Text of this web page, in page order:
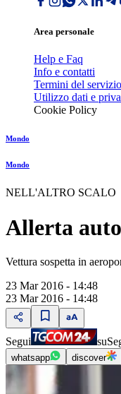
Area personale
Help e Faq
Info e contatti
Termini del servizio
Utilizzo dati e
Cookie Policy
Mondo
Mondo
NELL'ALTRO SCALO
Allerta
Vettura sospetta in
23 Mar 2016 - 14:48
23 Mar 2016 - 14:48
Segui su
whatsapp discover